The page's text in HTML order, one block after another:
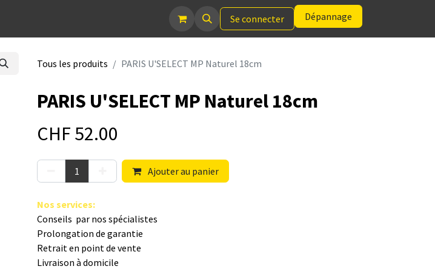
Se connecter Dépannage
Tous les produits PARIS U'SELECT MP Naturel 18cm
PARIS U'SELECT MP Naturel 18cm
CHF 52.00
Ajouter au panier
Nos s​ervices:
Conseils par nos spé​cialistes
Prolongation de garantie
Retrait en point de vente
Livraison à domicile